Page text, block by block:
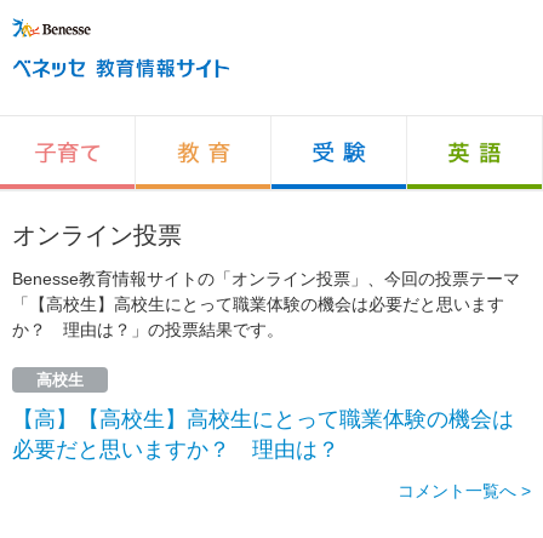
オンライン投票
Benesse教育情報サイトの「オンライン投票」、今回の投票テーマ
「【高校生】高校生にとって職業体験の機会は必要だと思います
か？ 理由は？」の投票結果です。
高校生
【高】【高校生】高校生にとって職業体験の機会は
必要だと思いますか？ 理由は？
コメント一覧へ >